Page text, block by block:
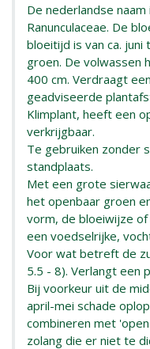
De nederlandse naam
Ranunculaceae. De
bloeitijd is van ca.
groen. De volwassen
400 cm. Verdraagt
geadviseerde
Klimplant, heeft een
verkrijgbaar.
Te gebruiken zonder
standplaats.
Met een grote
het openbaar groen
vorm, de bloeiwijze
een voedselrijke,
Voor wat betreft de
5.5 - 8). Verlangt een
Bij voorkeur uit de
april-mei schade
combineren met
zolang die er niet te